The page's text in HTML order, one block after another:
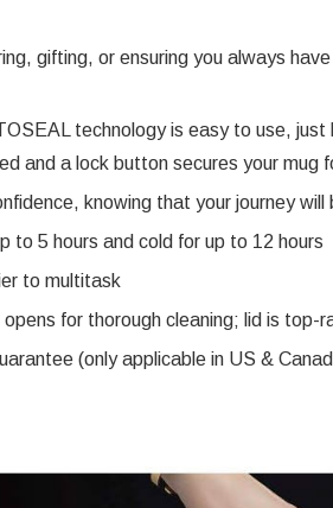
gifting, or ensuring you always
technology is easy to use,
and a lock button secures your mug
knowing that your journey will
to 5 hours and cold for up to 12 hours
to multitask
for thorough cleaning; lid is top-
(only applicable in US &